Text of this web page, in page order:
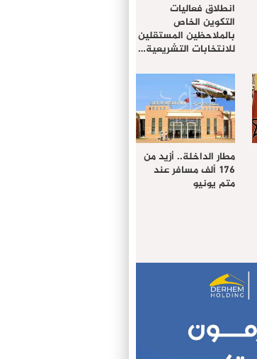
انطلاق فعاليات
التكوين الخاص
بالملاحظين المستقلين
للانتخابات التشريعية…
مطار الداخلة.. أزيد من
176 ألف مسافر عند
متم يونيو